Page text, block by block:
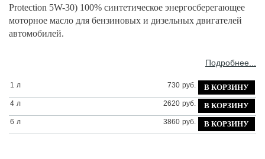
Protection 5W-30) 100% синтетическое энергосберегающее
моторное масло для бензиновых и дизельных двигателей
автомобилей.
Подробнее...
1 л 730 руб.
4 л 2620 руб.
6 л 3860 руб.